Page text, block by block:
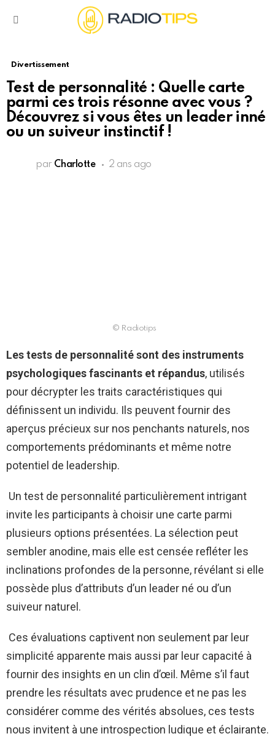
Divertissement
Test de personnalité : Quelle carte
parmi ces trois résonne avec vous ?
Découvrez si vous êtes un leader inné
ou un suiveur instinctif !
par Charlotte 2 ans ago
© Radiotips
Les tests de personnalité sont des instruments
psychologiques fascinants et répandus, utilisés
pour décrypter les traits caractéristiques qui
définissent un individu. Ils peuvent fournir des
aperçus précieux sur nos penchants naturels, nos
comportements prédominants et même notre
potentiel de leadership.
Un test de personnalité particulièrement intrigant
invite les participants à choisir une carte parmi
plusieurs options présentées. La sélection peut
sembler anodine, mais elle est censée refléter les
inclinations profondes de la personne, révélant si elle
possède plus d’attributs d’un leader né ou d’un
suiveur naturel.
Ces évaluations captivent non seulement par leur
simplicité apparente mais aussi par leur capacité à
fournir des insights en un clin d’œil. Même s’il faut
prendre les résultats avec prudence et ne pas les
considérer comme des vérités absolues, ces tests
nous invitent à une introspection ludique et éclairante.